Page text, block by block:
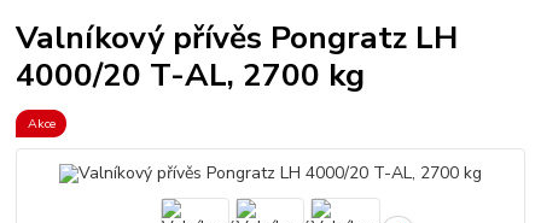
Valníkový přívěs Pongratz LH
4000/20 T-AL, 2700 kg
Akce